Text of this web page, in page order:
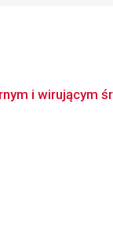
i wirującym